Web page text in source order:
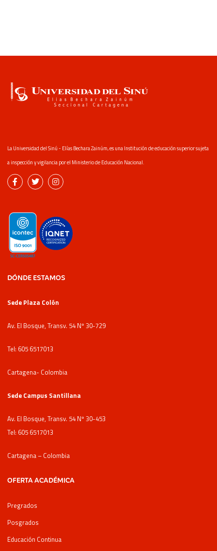
La Universidad del Sinú - Elías Bechara Zainúm, es una Institución de educación superior sujeta
a inspección y vigilancia por el Ministerio de Educación Nacional.
DÓNDE ESTAMOS
Sede Plaza Colón
Av. El Bosque, Transv. 54 Nº 30-729
Tel: 605 6517013
Cartagena- Colombia
Sede Campus Santillana
Av. El Bosque, Transv. 54 Nº 30-453
Tel: 605 6517013
Cartagena – Colombia
OFERTA ACADÉMICA
Pregrados
Posgrados
Educación Continua